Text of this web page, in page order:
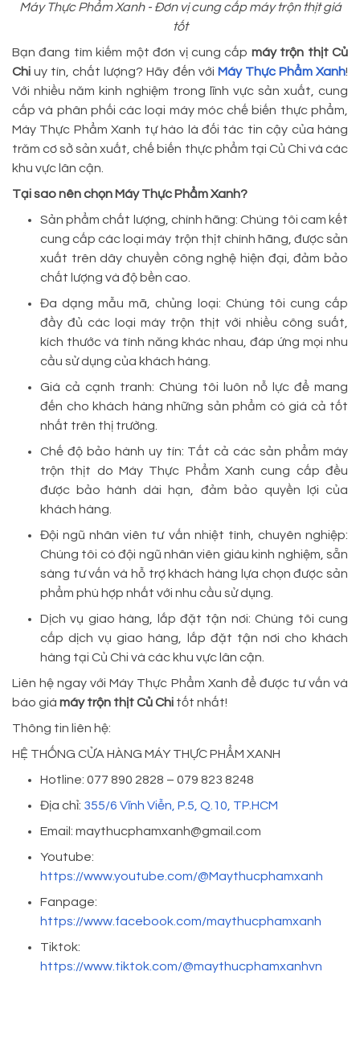
Máy Thực Phẩm Xanh - Đơn vị cung cấp máy trộn thịt giá
tốt
Bạn đang tìm kiếm một đơn vị cung cấp máy trộn thịt Củ
Chi uy tín, chất lượng? Hãy đến với Máy Thực Phẩm Xanh!
Với nhiều năm kinh nghiệm trong lĩnh vực sản xuất, cung
cấp và phân phối các loại máy móc chế biến thực phẩm,
Máy Thực Phẩm Xanh tự hào là đối tác tin cậy của hàng
trăm cơ sở sản xuất, chế biến thực phẩm tại Củ Chi và các
khu vực lân cận.
Tại sao nên chọn Máy Thực Phẩm Xanh?
Sản phẩm chất lượng, chính hãng: Chúng tôi cam kết
cung cấp các loại máy trộn thịt chính hãng, được sản
xuất trên dây chuyền công nghệ hiện đại, đảm bảo
chất lượng và độ bền cao.
Đa dạng mẫu mã, chủng loại: Chúng tôi cung cấp
đầy đủ các loại máy trộn thịt với nhiều công suất,
kích thước và tính năng khác nhau, đáp ứng mọi nhu
cầu sử dụng của khách hàng.
Giá cả cạnh tranh: Chúng tôi luôn nỗ lực để mang
đến cho khách hàng những sản phẩm có giá cả tốt
nhất trên thị trường.
Chế độ bảo hành uy tín: Tất cả các sản phẩm máy
trộn thịt do Máy Thực Phẩm Xanh cung cấp đều
được bảo hành dài hạn, đảm bảo quyền lợi của
khách hàng.
Đội ngũ nhân viên tư vấn nhiệt tình, chuyên nghiệp:
Chúng tôi có đội ngũ nhân viên giàu kinh nghiệm, sẵn
sàng tư vấn và hỗ trợ khách hàng lựa chọn được sản
phẩm phù hợp nhất với nhu cầu sử dụng.
Dịch vụ giao hàng, lắp đặt tận nơi: Chúng tôi cung
cấp dịch vụ giao hàng, lắp đặt tận nơi cho khách
hàng tại Củ Chi và các khu vực lân cận.
Liên hệ ngay với Máy Thực Phẩm Xanh để được tư vấn và
báo giá máy trộn thịt Củ Chi tốt nhất!
Thông tin liên hệ:
HỆ THỐNG CỬA HÀNG MÁY THỰC PHẨM XANH
Hotline: 077 890 2828 – 079 823 8248
Địa chỉ: 355/6 Vĩnh Viễn, P.5, Q.10, TP.HCM
Email: maythucphamxanh@gmail.com
Youtube:
https://www.youtube.com/@Maythucphamxanh
Fanpage:
https://www.facebook.com/maythucphamxanh
Tiktok:
https://www.tiktok.com/@maythucphamxanhvn